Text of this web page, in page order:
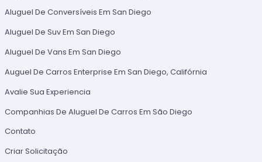
Aluguel De Conversíveis Em San Diego
Aluguel De Suv Em San Diego
Aluguel De Vans Em San Diego
Auguel De Carros Enterprise Em San Diego, Califórnia
Avalie Sua Experiencia
Companhias De Aluguel De Carros Em São Diego
Contato
Criar Solicitação